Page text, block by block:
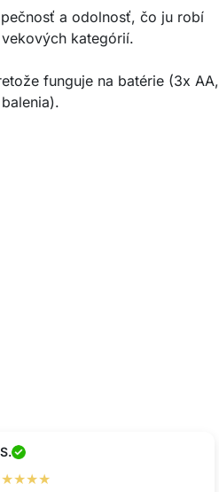
a odolnosť, čo ju robí
kategórií.
funguje na batérie (3x AA,